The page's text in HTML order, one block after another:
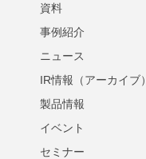
資料
事例紹介
ニュース
IR情報（アーカイブ）
製品情報
イベント
セミナー